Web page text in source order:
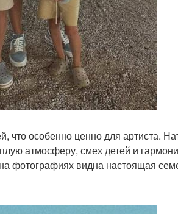
что особенно ценно для артиста.
атмосферу, смех детей и
фотографиях видна настоящая